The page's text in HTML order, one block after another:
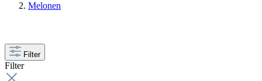
Melonen
Filter
Filter